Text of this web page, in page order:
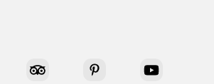
Tripadvisor Pinterest YouTube